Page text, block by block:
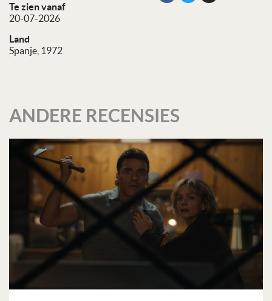
Te zien vanaf
20-07-2026
Land
Spanje, 1972
ANDERE RECENSIES